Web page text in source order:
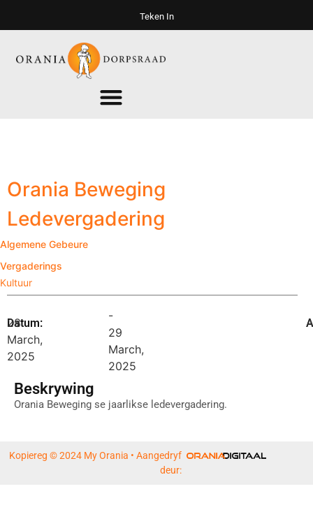
Teken In
Orania Beweging
Ledevergadering
Algemene Gebeure
Vergaderings
Kultuur
Datum:
28
March,
2025
-
29
March,
2025
Beskrywing
Orania Beweging se jaarlikse ledevergadering.
Kopiereg © 2024 My Orania • Aangedryf
deur: